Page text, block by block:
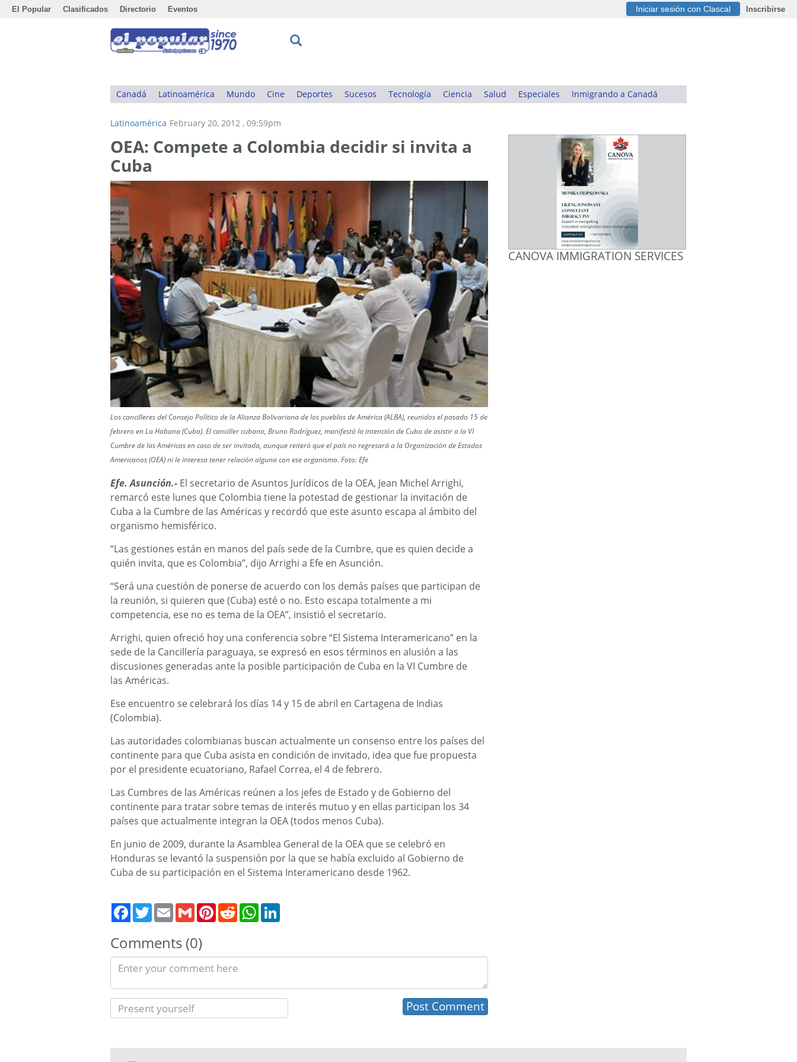
El Popular Clasificados Directorio Eventos Iniciar sesión con Clascal Inscribirse
Canadá Latinoamérica Mundo Cine Deportes Sucesos Tecnología Ciencia Salud Especiales Inmigrando a Canadá
Latinoamérica February 20, 2012 , 09:59pm
OEA: Compete a Colombia decidir si invita a
Cuba
Los cancilleres del Consejo Político de la Alianza Bolivariana de los pueblos de América (ALBA), reunidos el pasado 15 de
febrero en La Habana (Cuba). El canciller cubano, Bruno Rodríguez, manifestó la intención de Cuba de asistir a la VI
Cumbre de las Américas en caso de ser invitada, aunque reiteró que el país no regresará a la Organización de Estados
Americanos (OEA) ni le interesa tener relación alguna con ese organismo. Foto: Efe
Efe. Asunción.- El secretario de Asuntos Jurídicos de la OEA, Jean Michel Arrighi,
remarcó este lunes que Colombia tiene la potestad de gestionar la invitación de
Cuba a la Cumbre de las Américas y recordó que este asunto escapa al ámbito del
organismo hemisférico.
“Las gestiones están en manos del país sede de la Cumbre, que es quien decide a
quién invita, que es Colombia”, dijo Arrighi a Efe en Asunción.
“Será una cuestión de ponerse de acuerdo con los demás países que participan de
la reunión, si quieren que (Cuba) esté o no. Esto escapa totalmente a mi
competencia, ese no es tema de la OEA”, insistió el secretario.
Arrighi, quien ofreció hoy una conferencia sobre “El Sistema Interamericano” en la
sede de la Cancillería paraguaya, se expresó en esos términos en alusión a las
discusiones generadas ante la posible participación de Cuba en la VI Cumbre de
las Américas.
Ese encuentro se celebrará los días 14 y 15 de abril en Cartagena de Indias
(Colombia).
Las autoridades colombianas buscan actualmente un consenso entre los países del
continente para que Cuba asista en condición de invitado, idea que fue propuesta
por el presidente ecuatoriano, Rafael Correa, el 4 de febrero.
Las Cumbres de las Américas reúnen a los jefes de Estado y de Gobierno del
continente para tratar sobre temas de interés mutuo y en ellas participan los 34
países que actualmente integran la OEA (todos menos Cuba).
En junio de 2009, durante la Asamblea General de la OEA que se celebró en
Honduras se levantó la suspensión por la que se había excluido al Gobierno de
Cuba de su participación en el Sistema Interamericano desde 1962.
TwitterEmail Gmail PinterestRedditWhatsApp
Comments (0)
CANOVA IMMIGRATION SERVICES